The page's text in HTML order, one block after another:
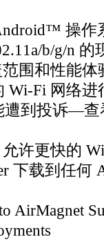
操作
b/g/n 的
围和性能体
Wi-Fi 网络进
遭到投诉—查
许更快的
下载到任何
AirMagnet